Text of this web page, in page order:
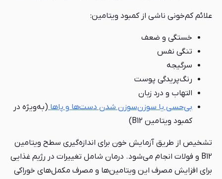
علائم کم‌خونی ناشی از کمبود ویتامین:
خستگی و ضعف
تنگی نفس
سرگیجه
رنگ‌پریدگی پوست
التهاب و درد زبان
بی‌حسی یا سوزن‌سوزن شدن دست‌ها و پاها(به‌ویژه در
کمبود ویتامین B12)
تشخیص از طریق آزمایش خون برای اندازه‌گیری سطح ویتامین
B12 و فولات انجام می‌شود. درمان شامل تغییرات در رژیم غذایی
برای افزایش مصرف این ویتامین‌ها و مصرف مکمل‌های خوراکی